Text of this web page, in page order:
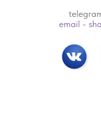
email -